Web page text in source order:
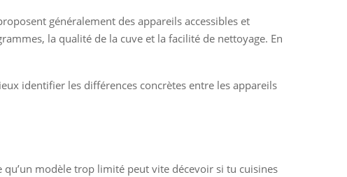
généralement des appareils accessibles et
la qualité de la cuve et la facilité de nettoyage. En
identifier les différences concrètes entre les appareils
modèle trop limité peut vite décevoir si tu cuisines